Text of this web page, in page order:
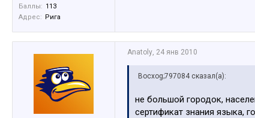
Баллы: 113
Адрес: Рига
Anatoly 24 янв 2010
Bocxog;797084 сказал(а):
не большой городок,
сертификат знания языка,